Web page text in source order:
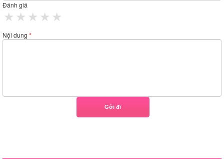
Đánh giá
4 stars
3 stars
2 stars
1 star
Nội dung *